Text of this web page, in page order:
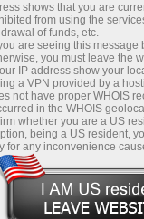
shows that you are
from using the
of funds, etc.
are seeing this
you must leave the
IP address show your
a VPN provided by a
not have proper WHOIS
in the WHOIS
whether you are a US
being a US resident,
for any inconvenience